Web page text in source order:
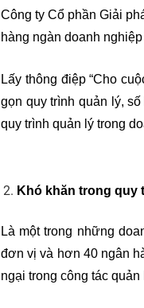
Công ty Cổ phần Giải
hàng ngàn doanh
Lấy thông điệp “Cho
gọn quy trình quản lý,
quy trình quản lý trong
Khó khăn trong quy
Là một trong những
đơn vị và hơn 40 ngân
ngại trong công tác quản